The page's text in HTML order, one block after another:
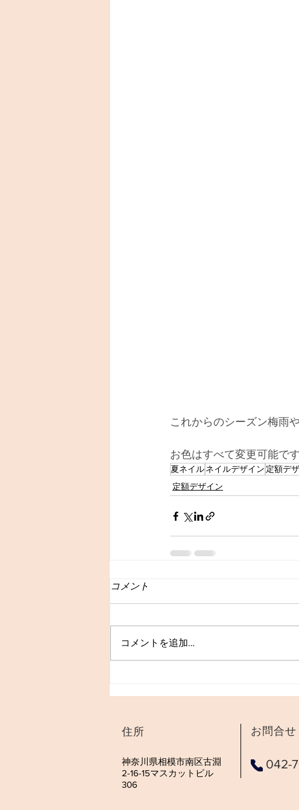
これからのシーズン梅雨
お色はすべて変更可能で
夏ネイルネイルデザイン 定額デ
定額デザイン
コメント
コメントを追加…
住所
​神奈川県相模市南区古淵
2-16-15マスカットビル
306
​お問合せ
042-